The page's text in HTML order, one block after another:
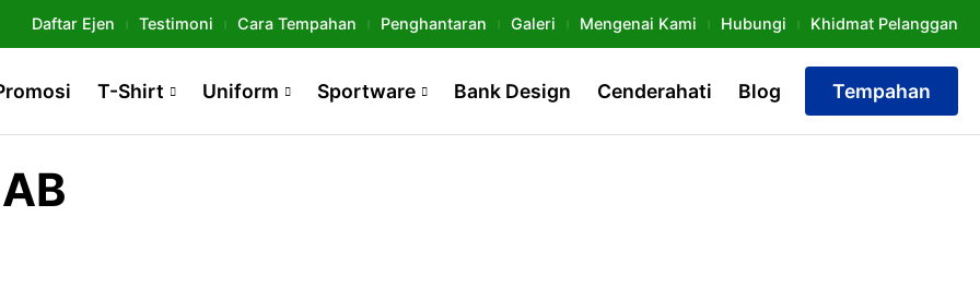
Daftar Ejen Testimoni Cara Tempahan Penghantaran Galeri Mengenai Kami Hubungi Khidmat Pelanggan
T-Shirt Uniform Sportware Bank Design Cenderahati Blog Tempahan